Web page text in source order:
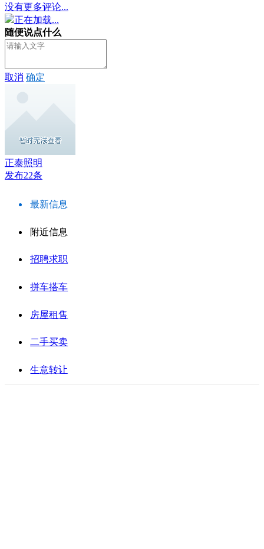
没有更多评论...
正在加载...
随便说点什么
取消 确定
正泰照明
发布22条
最新信息
附近信息
招聘求职
拼车搭车
房屋租售
二手买卖
生意转让